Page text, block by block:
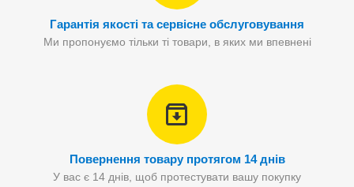
Гарантія якості та сервісне обслуговування
Ми пропонуємо тільки ті товари, в яких ми впевнені
Повернення товару протягом 14 днів
У вас є 14 днів, щоб протестувати вашу покупку